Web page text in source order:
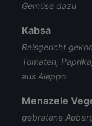
Gemüse dazu
Kabsa
Reisgericht
Tomaten,
aus Aleppo
Menazele
gebratene